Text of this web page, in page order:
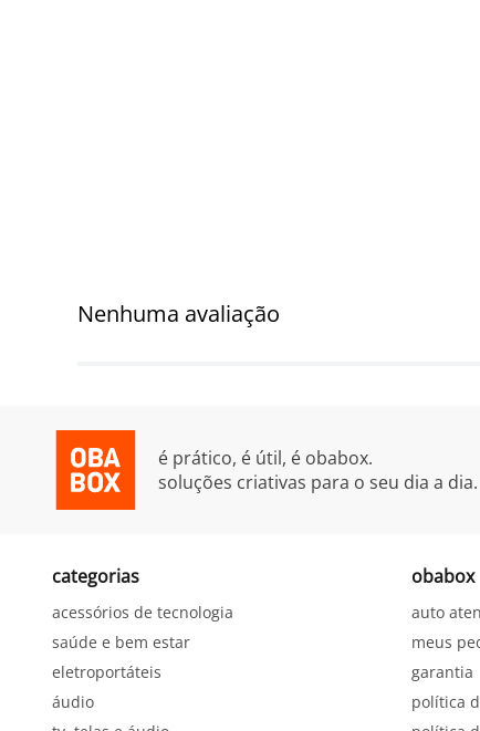
Nenhuma avaliação
é prático, é útil, é obabox.
soluções criativas para o seu dia a dia.
categorias
acessórios de tecnologia
saúde e bem estar
eletroportáteis
áudio
obabox
auto
meus
garantia
política